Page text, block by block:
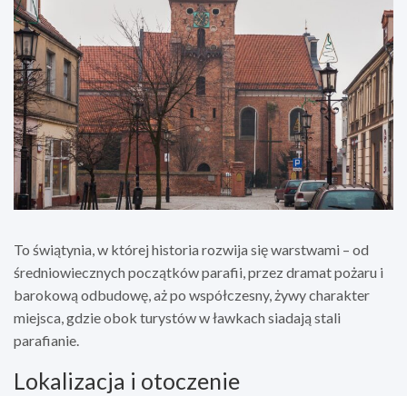
To świątynia, w której historia rozwija się warstwami – od
średniowiecznych początków parafii, przez dramat pożaru i
barokową odbudowę, aż po współczesny, żywy charakter
miejsca, gdzie obok turystów w ławkach siadają stali
parafianie.
Lokalizacja i otoczenie